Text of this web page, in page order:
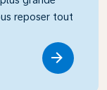
reposer tout